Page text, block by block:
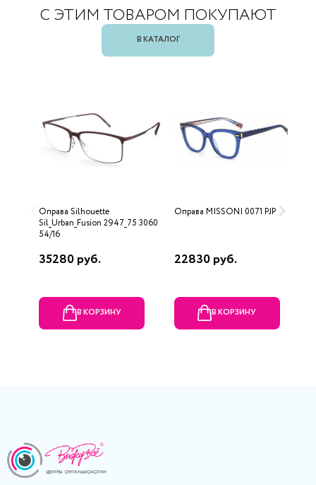
С ЭТИМ ТОВАРОМ ПОКУПАЮТ
В КАТАЛОГ
Оправа Silhouette
Sil_Urban_Fusion 2947_75 3060
54/16
35280 руб.
В КОРЗИНУ
Оправа MISSONI 0071 PJP
22830 руб.
В КОРЗИНУ